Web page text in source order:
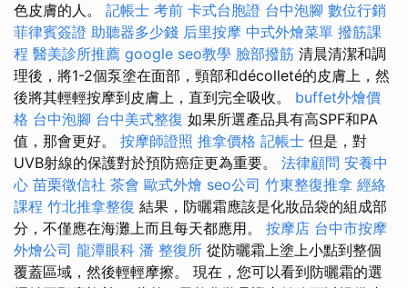
色皮膚的人。 記帳士 考前 卡式台胞證 台中泡腳 數位行銷
菲律賓簽證 助聽器多少錢 后里按摩 中式外燴菜單 撥筋課
程 醫美診所推薦 google seo教學 臉部撥筋 清晨清潔和調
理後，將1-2個泵塗在面部，頸部和décolleté的皮膚上，然
後將其輕輕按摩到皮膚上，直到完全吸收。 buffet外燴價
格 台中泡腳 台中美式整復 如果所選產品具有高SPF和PA
值，那會更好。 按摩師證照 推拿價格 記帳士 但是，對
UVB射線的保護對於預防癌症更為重要。 法律顧問 安養中
心 苗栗徵信社 茶會 歐式外燴 seo公司 竹東整復推拿 經絡
課程 竹北推拿整復 結果，防曬霜應該是化妝品袋的組成部
分，不僅應在海灘上而且每天都應用。 按摩店 台中市按摩
外燴公司 龍潭眼科 潘 整復所 從防曬霜上塗上小點到整個
覆蓋區域，然後輕輕摩擦。 現在，您可以看到防曬霜的選